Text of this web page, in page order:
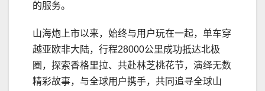
的服务。
山海炮上市以来，始终与用户玩在一起，单车穿
越亚欧非大陆，行程28000公里成功抵达北极
圈，探索香格里拉、共赴林芝桃花节，演绎无数
精彩故事，与全球用户携手，共同追寻全球山